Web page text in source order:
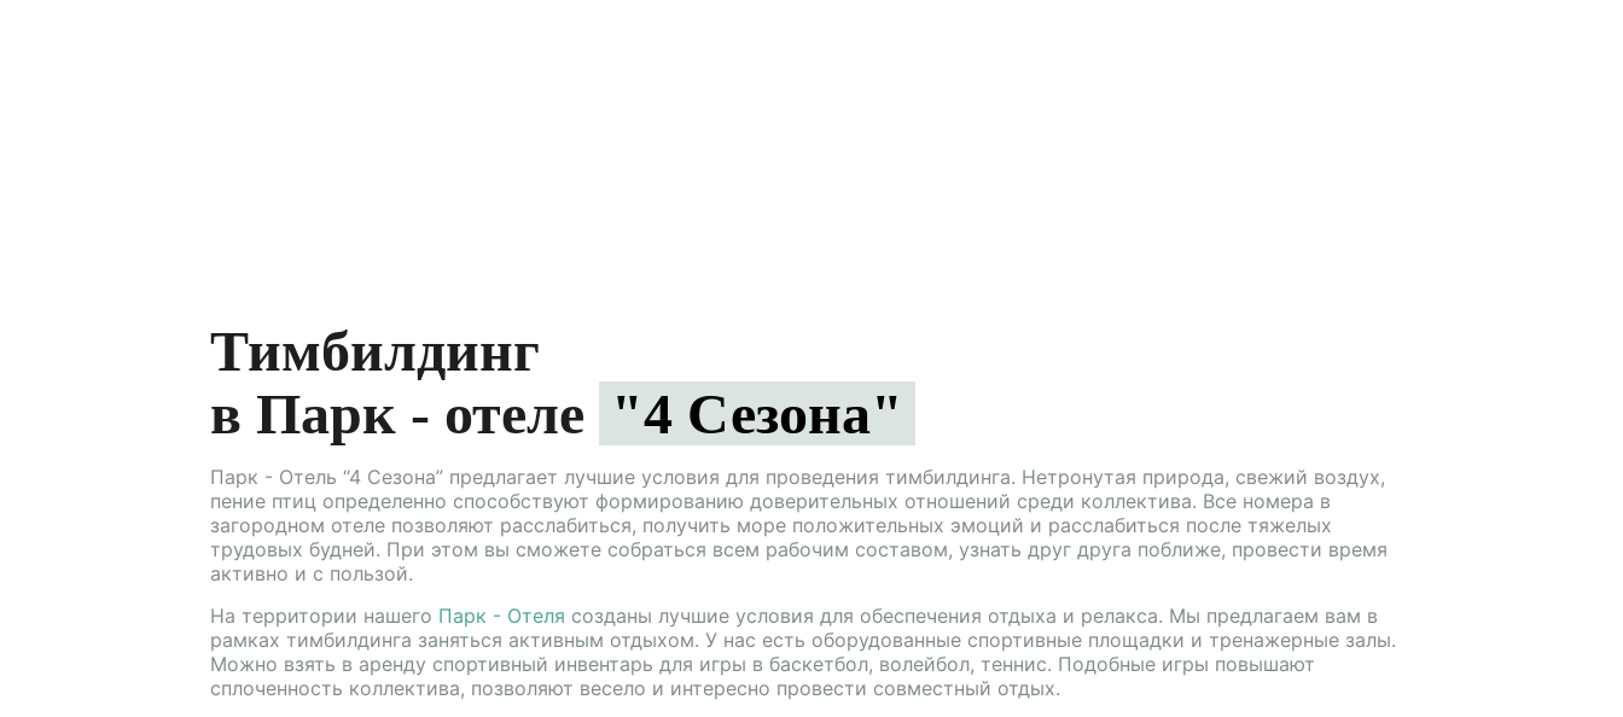
Тимбилдинг
в Парк - отеле "4 Сезона"
Парк - Отель “4 Сезона” предлагает лучшие условия для проведения тимбилдинга. Нетронутая природа, свежий воздух,
пение птиц определенно способствуют формированию доверительных отношений среди коллектива. Все номера в
загородном отеле позволяют расслабиться, получить море положительных эмоций и расслабиться после тяжелых
трудовых будней. При этом вы сможете собраться всем рабочим составом, узнать друг друга поближе, провести время
активно и с пользой.
На территории нашего Парк - Отеля созданы лучшие условия для обеспечения отдыха и релакса. Мы предлагаем вам в
рамках тимбилдинга заняться активным отдыхом. У нас есть оборудованные спортивные площадки и тренажерные залы.
Можно взять в аренду спортивный инвентарь для игры в баскетбол, волейбол, теннис. Подобные игры повышают
сплоченность коллектива, позволяют весело и интересно провести совместный отдых.